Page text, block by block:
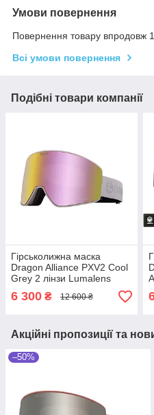
Умови повернення
Повернення товару впродовж
Всі умови повернення
Подібні товари компанії
Гірськолижна маска
Dragon Alliance PXV2 Cool
Grey 2 лінзи Lumalens
Pink Ionized / Lumalens
Dark Smoke
6 300 ₴ 12 600 ₴
Акційні пропозиції та
–50%